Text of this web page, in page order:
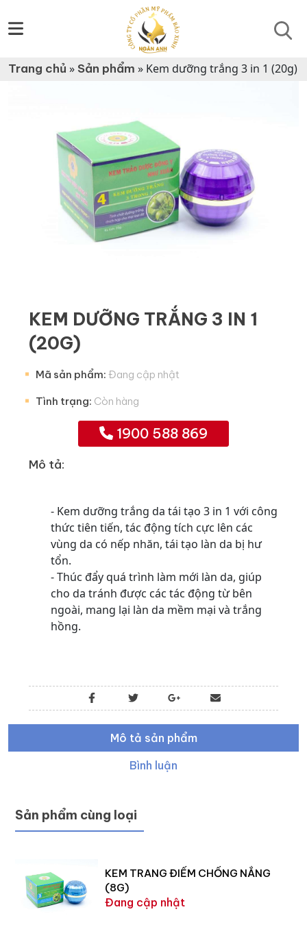
Trang chủ »Sản phẩm » Kem dưỡng trắng 3 in 1 (20g)
KEM DƯỠNG TRẮNG 3 IN 1
(20G)
Mã sản phẩm: Đang cập nhật
Tình trạng: Còn hàng
1900 588 869
Mô tả:
- Kem dưỡng trắng da tái tạo 3 in 1 với công
thức tiên tiến, tác động tích cực lên các
vùng da có nếp nhăn, tái tạo làn da bị hư
tổn.
- Thúc đẩy quá trình làm mới làn da, giúp
cho da tránh được các tác động từ bên
ngoài, mang lại làn da mềm mại và trắng
hồng.
Mô tả sản phẩm
Bình luận
Sản phẩm cùng loại
KEM TRANG ĐIỂM CHỐNG NẮNG
(8G)
Đang cập nhật